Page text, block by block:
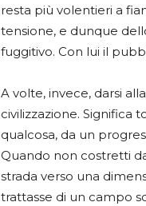
resta più volentieri a
tensione, e dunque
fuggitivo. Con lui il
A volte, invece, darsi
civilizzazione. Significa
qualcosa, da un
Quando non costretti
strada verso una
trattasse di un campo